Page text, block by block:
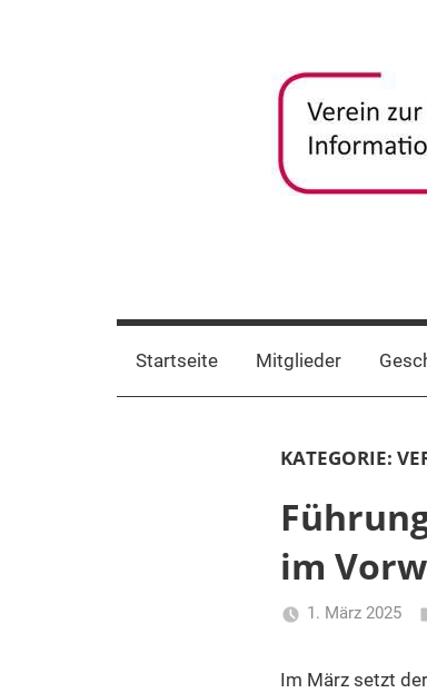
frida-
verein
zur
Förderung
Dokumentationseinrichtungen
Startseite Mitglieder
KATEGORIE:
im
1. März 2025
Im März setzt